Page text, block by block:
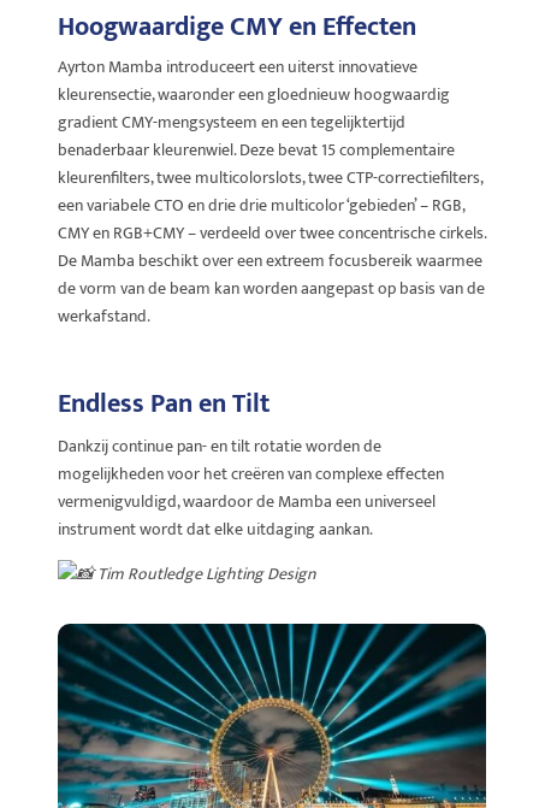
Hoogwaardige CMY en Effecten
Ayrton Mamba introduceert een uiterst innovatieve
kleurensectie, waaronder een gloednieuw hoogwaardig
gradient CMY-mengsysteem en een tegelijktertijd
benaderbaar kleurenwiel. Deze bevat 15 complementaire
kleurenfilters, twee multicolorslots, twee CTP-correctiefilters,
een variabele CTO en drie drie multicolor ‘gebieden’ – RGB,
CMY en RGB+CMY – verdeeld over twee concentrische cirkels.
De Mamba beschikt over een extreem focusbereik waarmee
de vorm van de beam kan worden aangepast op basis van de
werkafstand.
Endless Pan en Tilt
Dankzij continue pan- en tilt rotatie worden de
mogelijkheden voor het creëren van complexe effecten
vermenigvuldigd, waardoor de Mamba een universeel
instrument wordt dat elke uitdaging aankan.
Tim Routledge Lighting Design